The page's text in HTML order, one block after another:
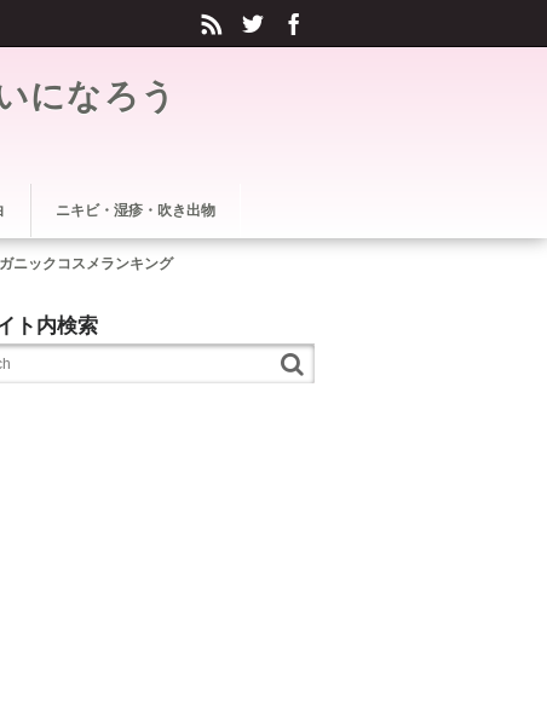
になろう
ト内検索
ニキビ・湿疹・吹き出物
ニックコスメランキング